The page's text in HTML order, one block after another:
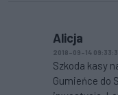
Alicja
2018-09-14
Szkoda kasy
Gumieńce do